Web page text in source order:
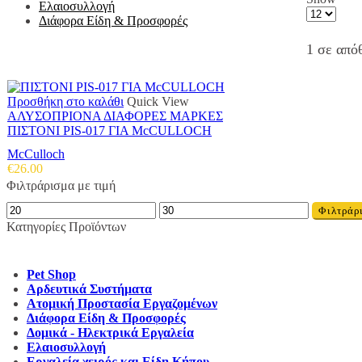
Ελαιοσυλλογή
Διάφορα Είδη & Προσφορές
Products
page
1 σε
Προσθήκη στο καλάθι Quick View
ΑΛΥΣΟΠΡΙΟΝΑ ΔΙΑΦΟΡΕΣ ΜΑΡΚΕΣ
ΠΙΣΤΟΝΙ PIS-017 ΓΙΑ McCULLOCH
McCulloch
€26.00
Φιλτράρισμα με τιμή
Ελάχιστη
τιμή
Μέγιστη
τιμή
Κατηγορίες Προϊόντων
Pet Shop
Αρδευτικά Συστήματα
Ατομική Προστασία Εργαζομένων
Διάφορα Είδη & Προσφορές
Δομικά - Ηλεκτρικά Εργαλεία
Ελαιοσυλλογή